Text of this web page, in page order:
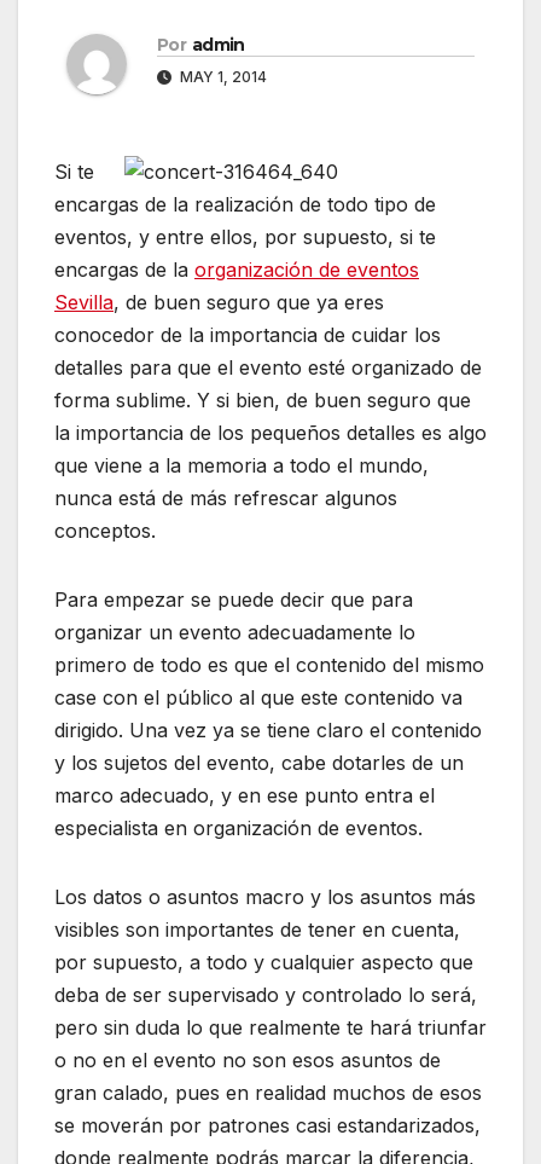
Por admin
MAY 1, 2014
Si te
encargas de la realización de todo tipo de
eventos, y entre ellos, por supuesto, si te
encargas de la organización de eventos
Sevilla, de buen seguro que ya eres
conocedor de la importancia de cuidar los
detalles para que el evento esté organizado de
forma sublime. Y si bien, de buen seguro que
la importancia de los pequeños detalles es algo
que viene a la memoria a todo el mundo,
nunca está de más refrescar algunos
conceptos.
Para empezar se puede decir que para
organizar un evento adecuadamente lo
primero de todo es que el contenido del mismo
case con el público al que este contenido va
dirigido. Una vez ya se tiene claro el contenido
y los sujetos del evento, cabe dotarles de un
marco adecuado, y en ese punto entra el
especialista en organización de eventos.
Los datos o asuntos macro y los asuntos más
visibles son importantes de tener en cuenta,
por supuesto, a todo y cualquier aspecto que
deba de ser supervisado y controlado lo será,
pero sin duda lo que realmente te hará triunfar
o no en el evento no son esos asuntos de
gran calado, pues en realidad muchos de esos
se moverán por patrones casi estandarizados,
donde realmente podrás marcar la diferencia,